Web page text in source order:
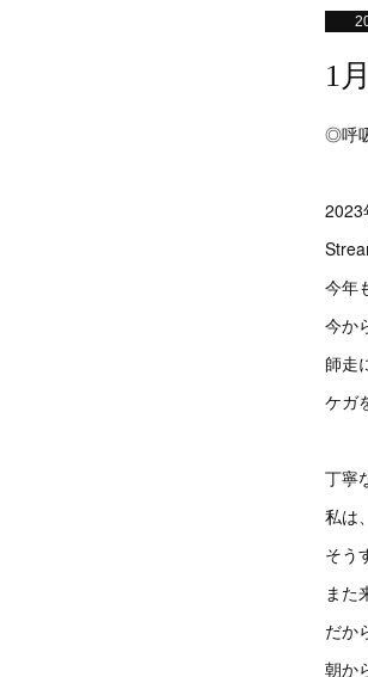
1
◎呼
2023
今年
今か
師走
ケガ
丁寧
私は
そう
また
だか
朝か